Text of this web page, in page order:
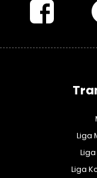
Liga
Liga